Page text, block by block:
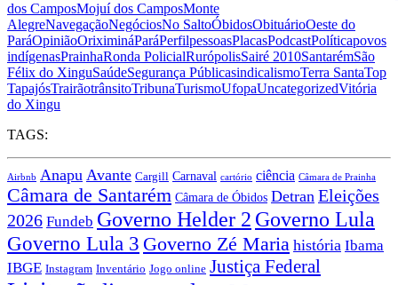
dos CamposMojuí dos CamposMonte
AlegreNavegaçãoNegóciosNo SaltoÓbidosObituárioOeste do
ParáOpiniãoOriximináParáPerfilpessoasPlacasPodcastPolíticapovos
indígenasPrainhaRonda PolicialRurópolisSairé 2010SantarémSão
Félix do XinguSaúdeSegurança PúblicasindicalismoTerra SantaTop
TapajósTrairãotrânsitoTribunaTurismoUfopaUncategorizedVitória
do Xingu
TAGS:
Airbnb Anapu Avante Cargill Carnaval cartório ciência Câmara de Prainha
Câmara de Santarém Câmara de Óbidos Detran Eleições
2026 Fundeb Governo Helder 2 Governo Lula
Governo Lula 3 Governo Zé Maria história Ibama
IBGE Instagram Inventário Jogo online Justiça Federal